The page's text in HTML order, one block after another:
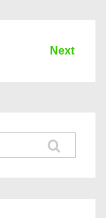
Next